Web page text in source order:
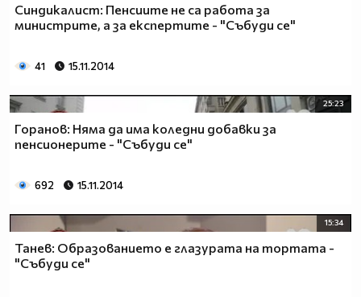
Синдикалист: Пенсиите не са работа за
министрите, а за експертите - "Събуди се"
41 15.11.2014
25:23
Горанов: Няма да има коледни добавки за
пенсионерите - "Събуди се"
692 15.11.2014
15:34
Танев: Образованието е глазурата на тортата -
"Събуди се"